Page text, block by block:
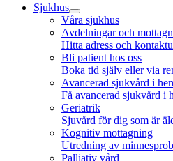
Sjukhus
Våra sjukhus
Avdelningar och
Hitta adress och
Bli patient hos oss
Boka tid själv eller via
Avancerad sjukvård i
Få avancerad sjukvård i
Geriatrik
Sjuvård för dig som är
Kognitiv mottagning
Utredning av
Palliativ vård